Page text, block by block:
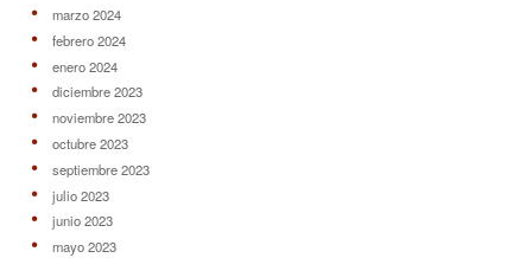
marzo 2024
febrero 2024
enero 2024
diciembre 2023
noviembre 2023
octubre 2023
septiembre 2023
julio 2023
junio 2023
mayo 2023